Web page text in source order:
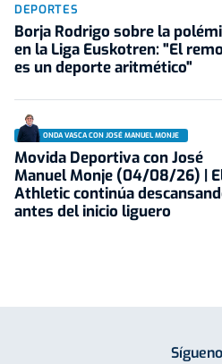
DEPORTES
Borja Rodrigo sobre la
en la Liga Euskotren: "El
es un deporte aritmético"
ONDA VASCA CON JOSÉ MANUEL MONJE
Movida Deportiva con José
Manuel Monje (04/08/26) |
Athletic continúa
antes del inicio liguero